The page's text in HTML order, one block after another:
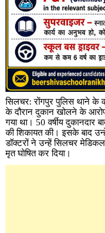
सिलचर: रोंगपुर पुलिस थाने के
के दौरान दुकान खोलने के
गया था। 50 वर्षीय
की शिकायत की। इसके बाद
डॉक्टरों ने उन्हें सिलचर
मृत घोषित कर दिया।